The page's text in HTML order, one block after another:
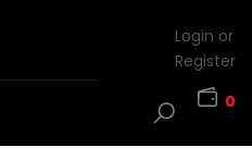
Login or
Register
0